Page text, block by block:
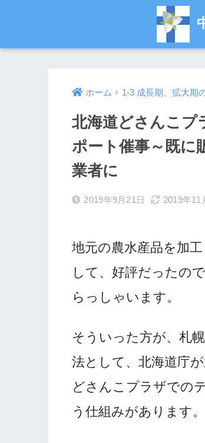
ホーム 1-3 成長期、拡大期
北海道どさんこプ
ポート催事～既に
業者に
2019年9月21日 2019年11
地元の農水産品を加
して、好評だったの
らっしゃいます。
そういった方が、札
法として、北海道庁
どさんこプラザでの
う仕組みがあります。